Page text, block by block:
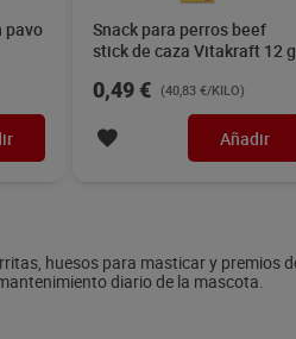
pavo
Snack para perros beef
stick de caza Vitakraft 12 g
0,49 € (40,83 €/KILO)
Añadir
huesos para masticar y premios
diario de la mascota.